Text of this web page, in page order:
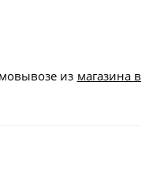
из магазина в